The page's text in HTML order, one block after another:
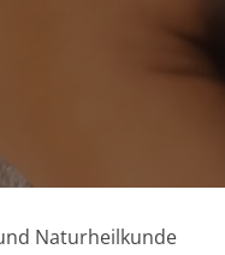
Naturheilkunde